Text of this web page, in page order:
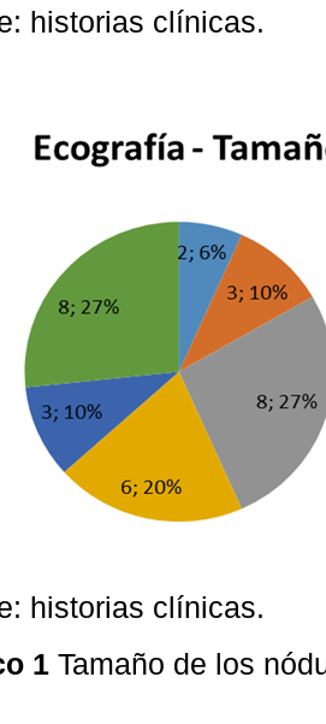
historias clínicas.
historias clínicas.
1 Tamaño de los